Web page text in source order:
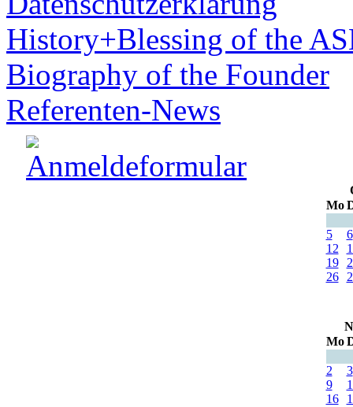
History+Blessing of the
Biography of the Founder
Referenten-News
Mo
5
6
12
19
26
Mo
2
3
9
16